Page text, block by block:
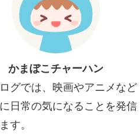
かまぼこチャーハン
グでは、映画やアニメなど
日常の気になることを発信
す。